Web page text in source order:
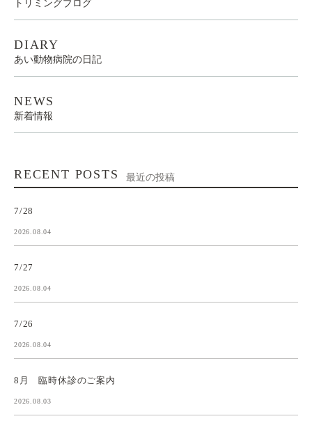
トリミングブログ
DIARY
あい動物病院の日記
NEWS
新着情報
RECENT POSTS 最近の投稿
7/28
2026.08.04
7/27
2026.08.04
7/26
2026.08.04
8月 臨時休診のご案内
2026.08.03